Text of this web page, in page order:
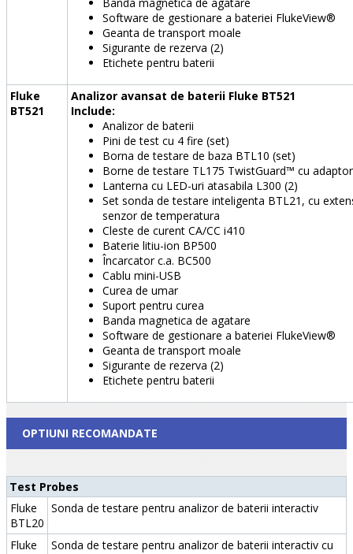
Software de gestionare a bateriei FlukeView®
Geanta de transport moale
Sigurante de rezerva (2)
Etichete pentru baterii
Fluke
BT521
Analizor avansat de baterii Fluke BT521
Include:
Analizor de baterii
Pini de test cu 4 fire (set)
Borna de testare de baza BTL10 (set)
Borne de testare TL175 TwistGuard™ cu adaptor
Lanterna cu LED-uri atasabila L300 (2)
Set sonda de testare inteligenta BTL21, cu
senzor de temperatura
Cleste de curent CA/CC i410
Baterie litiu-ion BP500
Încarcator c.a. BC500
Cablu mini-USB
Curea de umar
Suport pentru curea
Banda magnetica de agatare
Software de gestionare a bateriei FlukeView®
Geanta de transport moale
Sigurante de rezerva (2)
Etichete pentru baterii
OPTIUNI RECOMANDATE
Test Probes
Fluke
BTL20
Sonda de testare pentru analizor de baterii interactiv
Fluke
Sonda de testare pentru analizor de baterii interactiv cu